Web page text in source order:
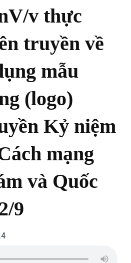
v thực
truyền về
mẫu
(logo)
Kỷ niệm
mạng
và Quốc
9